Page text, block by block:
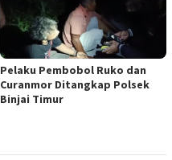
Pelaku Pembobol Ruko dan
Curanmor Ditangkap Polsek
Binjai Timur